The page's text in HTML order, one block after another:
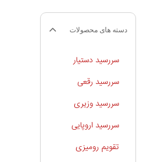
دسته های محصولات
سررسید دستیار
سررسید رقعی
سررسید وزیری
سررسید اروپایی
تقویم رومیزی